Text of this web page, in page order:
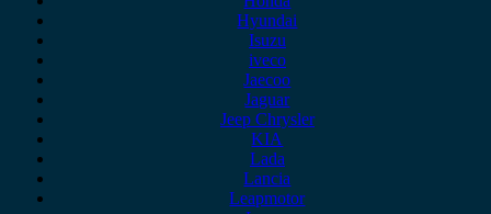
Hyundai
Isuzu
iveco
Jaecoo
Jaguar
Jeep Chrysler
KIA
Lada
Lancia
Leapmotor